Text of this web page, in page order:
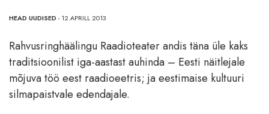
HEAD UUDISED - 12.APRILL 2013
Rahvusringhäälingu Raadioteater andis täna üle kaks
traditsioonilist iga-aastast auhinda – Eesti näitlejale
mõjuva töö eest raadioeetris; ja eestimaise kultuuri
silmapaistvale edendajale.